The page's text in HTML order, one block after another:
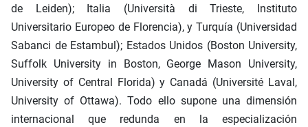
de Leiden); Italia (Università di Trieste, Instituto
Universitario Europeo de Florencia), y Turquía (Universidad
Sabanci de Estambul); Estados Unidos (Boston University,
Suffolk University in Boston, George Mason University,
University of Central Florida) y Canadá (Université Laval,
University of Ottawa). Todo ello supone una dimensión
internacional que redunda en la especialización